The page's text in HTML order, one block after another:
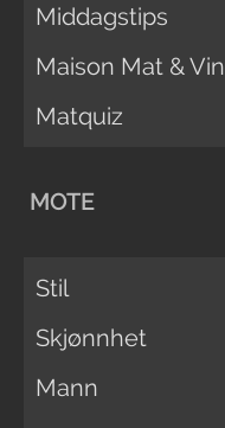
Middagstips
Maison Mat & Vin
Matquiz
MOTE
Stil
Skjønnhet
Mann